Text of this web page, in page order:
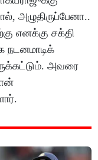
அழுதிருப்பேனா..
எனக்கு சக்தி
நடனமாடிக்
அவரை